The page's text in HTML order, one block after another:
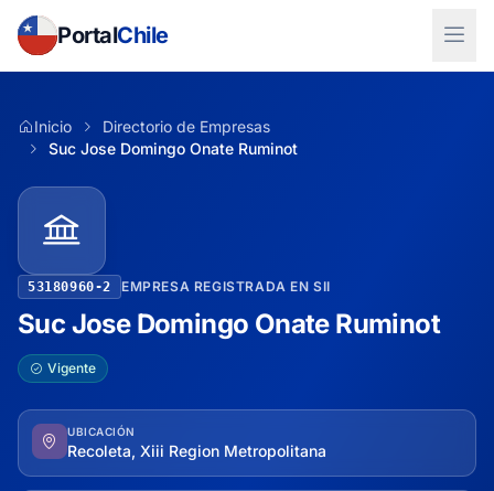
PortalChile
Inicio
Directorio de Empresas
Suc Jose Domingo Onate Ruminot
53180960-2 EMPRESA REGISTRADA EN SII
Suc Jose Domingo Onate Ruminot
Vigente
UBICACIÓN
Recoleta, Xiii Region Metropolitana